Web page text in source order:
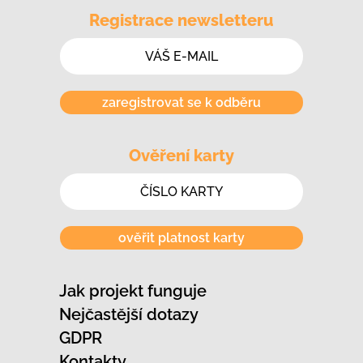
Jak projekt funguje
Nejčastější dotazy
GDPR
Registrace newsletteru
zaregistrovat se k odběru
Ověření karty
ověřit platnost karty